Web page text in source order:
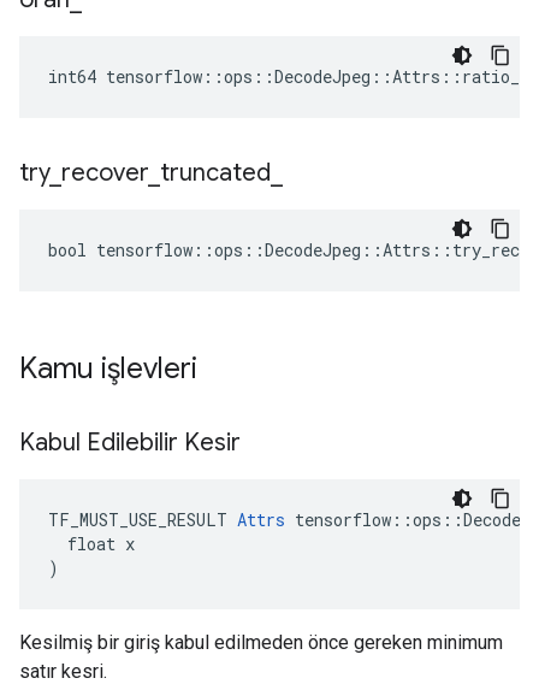
int64 tensorflow::ops::DecodeJpeg::Attrs::ratio_
try_ recover truncated
bool
Kamu işlevleri
Kabul Edilebilir Kesir
TF_MUST_USE_RESULT Attrs
  float x
)
Kesilmiş bir giriş kabul edilmeden önce gereken minimum
satır kesri.